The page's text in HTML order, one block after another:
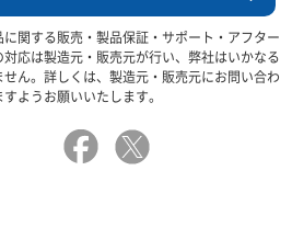
に関する販売・製品保証・サポート・アフター
対応は製造元・販売元が行い、弊社はいかなる
せん。詳しくは、製造元・販売元にお問い合わ
ようお願いいたします。